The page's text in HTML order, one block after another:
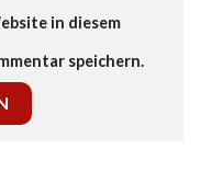
in diesem
speichern.